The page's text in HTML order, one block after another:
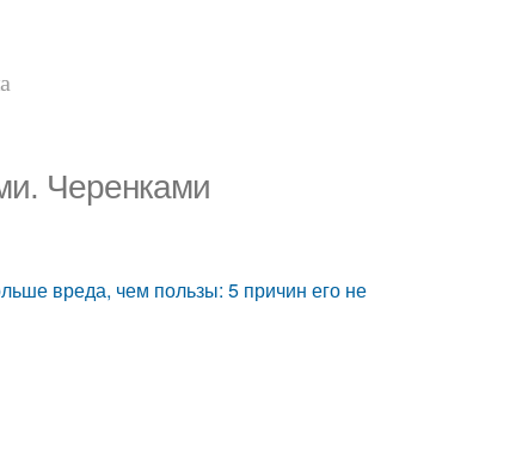
Черенками
вреда, чем пользы: 5 причин его не